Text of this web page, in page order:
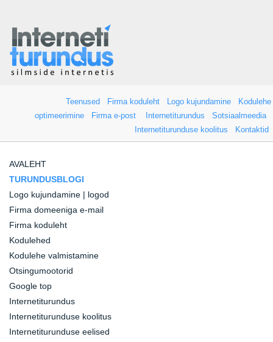
Teenused Firma koduleht Logo kujundamine
Kodulehe
optimeerimine
Firma e-post Internetiturundus
Sotsiaalmeedia
Internetiturunduse koolitus
Kontaktid
AVALEHT
TURUNDUSBLOGI
Logo kujundamine | logod
Firma domeeniga e-mail
Firma koduleht
Kodulehed
Kodulehe valmistamine
Otsingumootorid
Google top
Internetiturundus
Internetiturunduse koolitus
Internetiturunduse eelised